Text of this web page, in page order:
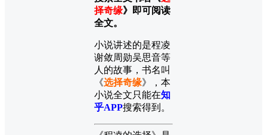
择奇缘》即可阅读
全文。
小说讲述的是程凌
谢敛周勋吴思音等
人的故事，书名叫
《选择奇缘》，本
小说全文只能在知
乎APP搜索得到。